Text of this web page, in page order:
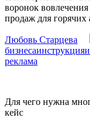
воронок
продаж для
Любовь Старцева
бизнесаинструкция
реклама
Для чего нужна
кейс